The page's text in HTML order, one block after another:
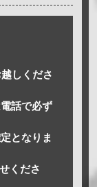
しくださ
話で必ず
となりま
くださ